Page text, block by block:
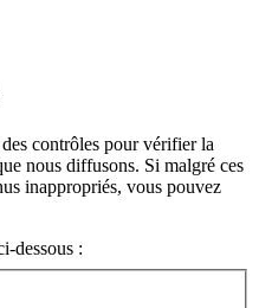
contrôles pour vérifier la
nous diffusons. Si malgré ces
inappropriés, vous pouvez
dessous :